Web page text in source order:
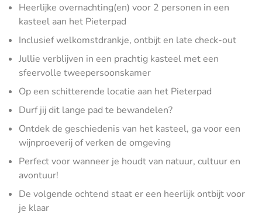
Heerlijke overnachting(en) voor 2 personen in een
kasteel aan het Pieterpad
Inclusief welkomstdrankje, ontbijt en late check-out
Jullie verblijven in een prachtig kasteel met een
sfeervolle tweepersoonskamer
Op een schitterende locatie aan het Pieterpad
Durf jij dit lange pad te bewandelen?
Ontdek de geschiedenis van het kasteel, ga voor een
wijnproeverij of verken de omgeving
Perfect voor wanneer je houdt van natuur, cultuur en
avontuur!
De volgende ochtend staat er een heerlijk ontbijt voor
je klaar